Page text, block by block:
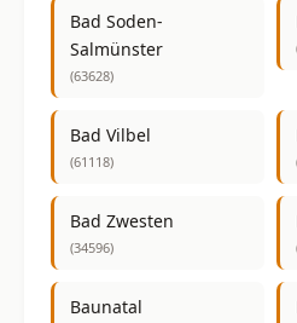
Bad Soden-
Salmünster
(63628)
Bad Vilbel
(61118)
Bad Zwesten
(34596)
Baunatal